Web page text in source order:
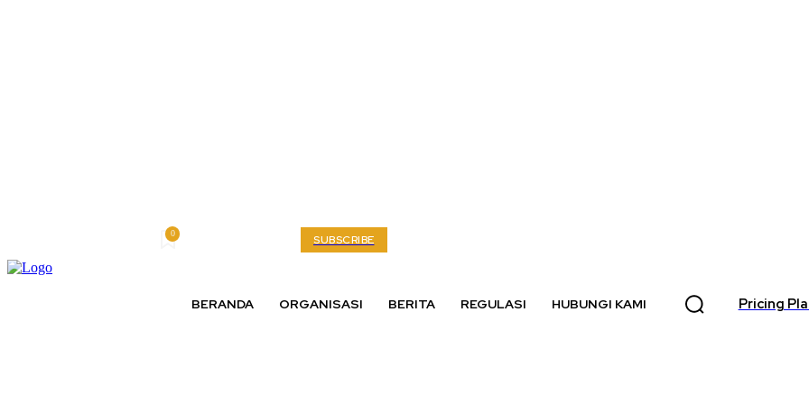
0 SUBSCRIBE
BERANDA ORGANISASI BERITA REGULASI HUBUNGI KAMI Pricing